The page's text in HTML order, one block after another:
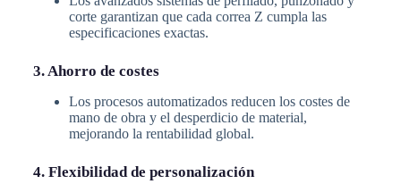
corte garantizan que cada correa Z cumpla las
especificaciones exactas.
3. Ahorro de costes
Los procesos automatizados reducen los costes de
mano de obra y el desperdicio de material,
mejorando la rentabilidad global.
4. Flexibilidad de personalización